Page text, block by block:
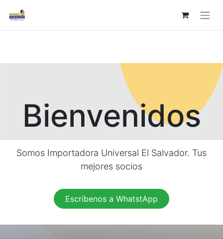
Bienvenidos
Somos Importadora Universal El Salvador. Tus
mejores socios
Escríbenos a WhatstApp